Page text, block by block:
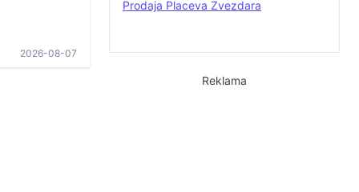
2026-08-07
Prodaja Placeva Zvezdara
Reklama